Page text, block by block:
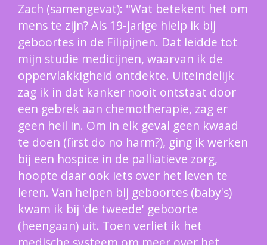
Zach (samengevat): "Wat betekent het om
mens te zijn? Als 19-jarige hielp ik bij
geboortes in de Filipijnen. Dat leidde tot
mijn studie medicijnen, waarvan ik de
oppervlakkigheid ontdekte. Uiteindelijk
zag ik in dat kanker nooit ontstaat door
een gebrek aan chemotherapie, zag er
geen heil in. Om in elk geval geen kwaad
te doen (first do no harm?), ging ik werken
bij een hospice in de palliatieve zorg,
hoopte daar ook iets over het leven te
leren. Van helpen bij geboortes (baby's)
kwam ik bij 'de tweede' geboorte
(heengaan) uit. Toen verliet ik het